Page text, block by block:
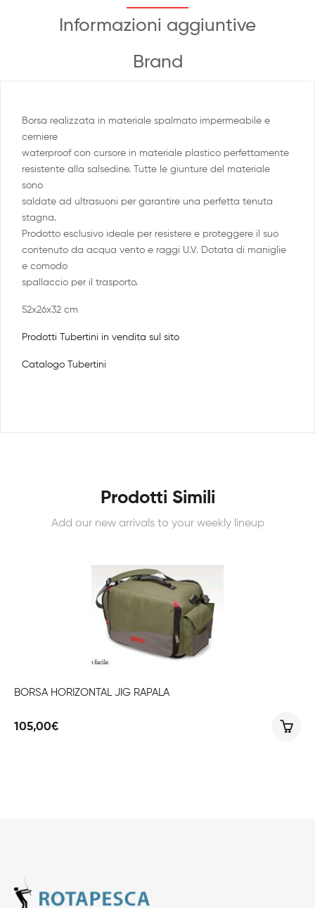
Informazioni aggiuntive
Brand
Borsa realizzata in materiale spalmato impermeabile e
cerniere
waterproof con cursore in materiale plastico perfettamente
resistente alla salsedine. Tutte le giunture del materiale
sono
saldate ad ultrasuoni per garantire una perfetta tenuta
stagna.
Prodotto esclusivo ideale per resistere e proteggere il suo
contenuto da acqua vento e raggi U.V. Dotata di maniglie
e comodo
spallaccio per il trasporto.
52x26x32 cm
Prodotti Tubertini in vendita sul sito
Catalogo Tubertini
Prodotti Simili
Add our new arrivals to your weekly lineup
BORSA HORIZONTAL JIG RAPALA
105,00€